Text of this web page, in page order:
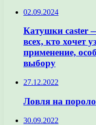
02.09.2024
Катушки caster
всех, кто хочет
применение,
выбору
27.12.2022
Ловля на
30.09.2022